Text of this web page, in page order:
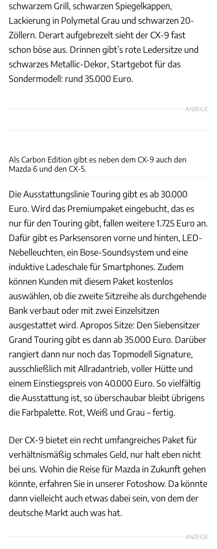
schwarzem Grill, schwarzen Spiegelkappen,
Lackierung in Polymetal Grau und schwarzen 20-
Zöllern. Derart aufgebrezelt sieht der CX-9 fast
schon böse aus. Drinnen gibt’s rote Ledersitze und
schwarzes Metallic-Dekor, Startgebot für das
Sondermodell: rund 35.000 Euro.
ANZEIGE
Als Carbon Edition gibt es neben dem CX-9 auch den
Mazda 6 und den CX-5.
Die Ausstattungslinie Touring gibt es ab 30.000
Euro. Wird das Premiumpaket eingebucht, das es
nur für den Touring gibt, fallen weitere 1.725 Euro an.
Dafür gibt es Parksensoren vorne und hinten, LED-
Nebelleuchten, ein Bose-Soundsystem und eine
induktive Ladeschale für Smartphones. Zudem
können Kunden mit diesem Paket kostenlos
auswählen, ob die zweite Sitzreihe als durchgehende
Bank verbaut oder mit zwei Einzelsitzen
ausgestattet wird. Apropos Sitze: Den Siebensitzer
Grand Touring gibt es dann ab 35.000 Euro. Darüber
rangiert dann nur noch das Topmodell Signature,
ausschließlich mit Allradantrieb, voller Hütte und
einem Einstiegspreis von 40.000 Euro. So vielfältig
die Ausstattung ist, so überschaubar bleibt übrigens
die Farbpalette. Rot, Weiß und Grau – fertig.
Der CX-9 bietet ein recht umfangreiches Paket für
verhältnismäßig schmales Geld, nur halt eben nicht
bei uns. Wohin die Reise für Mazda in Zukunft gehen
könnte, erfahren Sie in unserer Fotoshow. Da könnte
dann vielleicht auch etwas dabei sein, von dem der
deutsche Markt auch was hat.
ANZEIGE